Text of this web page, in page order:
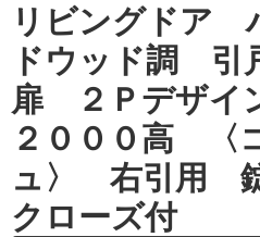
リビングドア
ドウッド調 引
扉 ２Ｐデザ
２０００高 〈
ュ〉 右引用
クローズ付